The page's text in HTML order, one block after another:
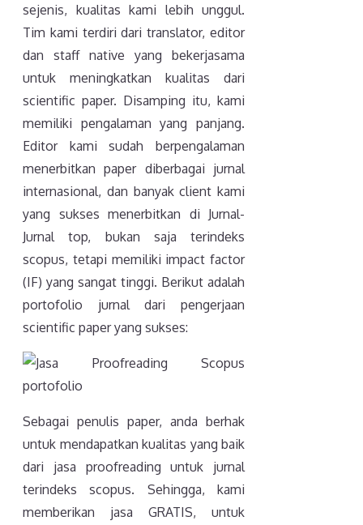
sejenis, kualitas kami lebih unggul.
Tim kami terdiri dari translator, editor
dan staff native yang bekerjasama
untuk meningkatkan kualitas dari
scientific paper. Disamping itu, kami
memiliki pengalaman yang panjang.
Editor kami sudah berpengalaman
menerbitkan paper diberbagai jurnal
internasional, dan banyak client kami
yang sukses menerbitkan di Jurnal-
Jurnal top, bukan saja terindeks
scopus, tetapi memiliki impact factor
(IF) yang sangat tinggi. Berikut adalah
portofolio jurnal dari pengerjaan
scientific paper yang sukses:
Sebagai penulis paper, anda berhak
untuk mendapatkan kualitas yang baik
dari jasa proofreading untuk jurnal
terindeks scopus. Sehingga, kami
memberikan jasa GRATIS, untuk